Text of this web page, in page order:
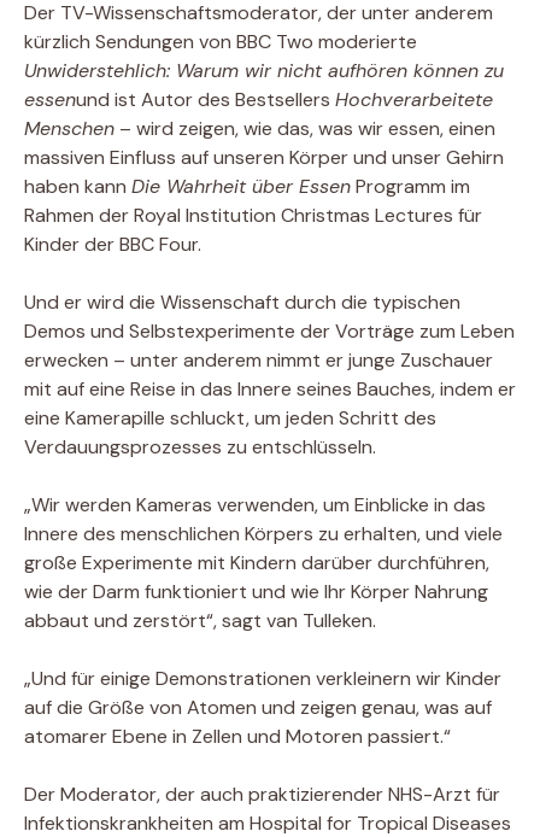
Der TV-Wissenschaftsmoderator, der unter anderem
kürzlich Sendungen von BBC Two moderierte
Unwiderstehlich: Warum wir nicht aufhören können zu
essenund ist Autor des Bestsellers Hochverarbeitete
Menschen – wird zeigen, wie das, was wir essen, einen
massiven Einfluss auf unseren Körper und unser Gehirn
haben kann Die Wahrheit über EssenProgramm im
Rahmen der Royal Institution Christmas Lectures für
Kinder der BBC Four.
Und er wird die Wissenschaft durch die typischen
Demos und Selbstexperimente der Vorträge zum Leben
erwecken – unter anderem nimmt er junge Zuschauer
mit auf eine Reise in das Innere seines Bauches, indem er
eine Kamerapille schluckt, um jeden Schritt des
Verdauungsprozesses zu entschlüsseln.
„Wir werden Kameras verwenden, um Einblicke in das
Innere des menschlichen Körpers zu erhalten, und viele
große Experimente mit Kindern darüber durchführen,
wie der Darm funktioniert und wie Ihr Körper Nahrung
abbaut und zerstört“, sagt van Tulleken.
„Und für einige Demonstrationen verkleinern wir Kinder
auf die Größe von Atomen und zeigen genau, was auf
atomarer Ebene in Zellen und Motoren passiert.“
Der Moderator, der auch praktizierender NHS-Arzt für
Infektionskrankheiten am Hospital for Tropical Diseases